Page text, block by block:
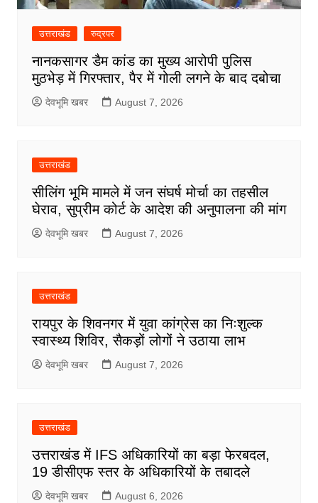
उत्तराखंड रुद्रपर
नानकसागर डैम कांड का मुख्य आरोपी पुलिस
मुठभेड़ में गिरफ्तार, पैर में गोली लगने के बाद दबोचा
देवभूमि खबर August 7, 2026
उत्तराखंड
सीलिंग भूमि मामले में जन संघर्ष मोर्चा का तहसील
घेराव, सुप्रीम कोर्ट के आदेश की अनुपालना की मांग
देवभूमि खबर August 7, 2026
उत्तराखंड
रायपुर के शिवनगर में युवा कांग्रेस का निःशुल्क
स्वास्थ्य शिविर, सैकड़ों लोगों ने उठाया लाभ
देवभूमि खबर August 7, 2026
उत्तराखंड
उत्तराखंड में IFS अधिकारियों का बड़ा फेरबदल,
19 डीसीएफ स्तर के अधिकारियों के तबादले
देवभूमि खबर August 6, 2026